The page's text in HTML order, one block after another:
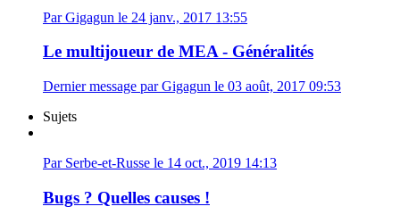
Par Gigagun le 24 janv., 2017 13:55
Le multijoueur de MEA - Généralités
Dernier message par Gigagun le 03 août, 2017 09:53
Sujets
Par Serbe-et-Russe le 14 oct., 2019 14:13
Bugs ? Quelles causes !